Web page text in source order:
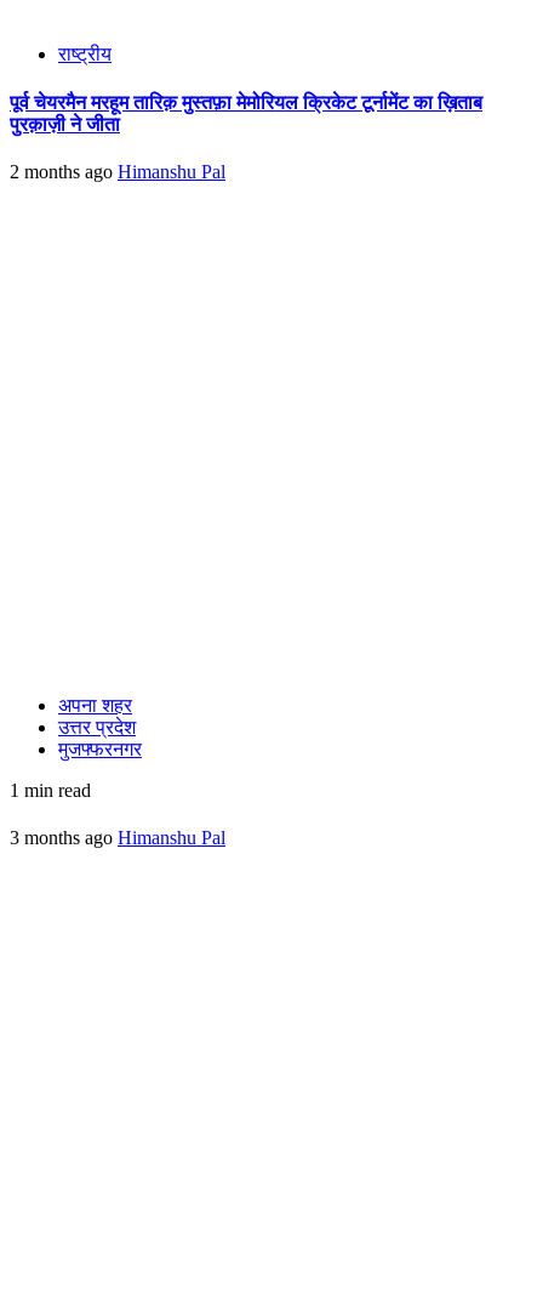
राष्ट्रीय
पूर्व चेयरमैन मरहूम तारिक़ मुस्तफ़ा मेमोरियल क्रिकेट टूर्नामेंट का ख़िताब
पुरक़ाज़ी ने जीता
2 months ago Himanshu Pal
अपना शहर
उत्तर प्रदेश
मुजफ्फरनगर
1 min read
3 months ago Himanshu Pal